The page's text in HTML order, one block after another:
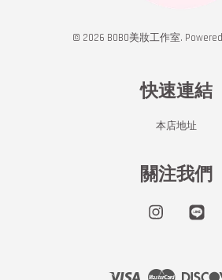
© 2026 BOBO美妝工作室.
快速連結
本店地址
關注我們
Instagram
Visa Master